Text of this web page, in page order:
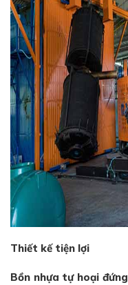
Thiết kế tiện lợi
Bồn nhựa tự hoại đứng